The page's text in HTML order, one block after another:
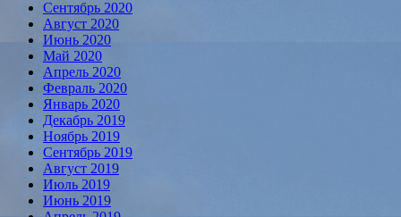
Сентябрь 2020
Август 2020
Июнь 2020
Май 2020
Апрель 2020
Февраль 2020
Январь 2020
Декабрь 2019
Ноябрь 2019
Сентябрь 2019
Август 2019
Июль 2019
Июнь 2019